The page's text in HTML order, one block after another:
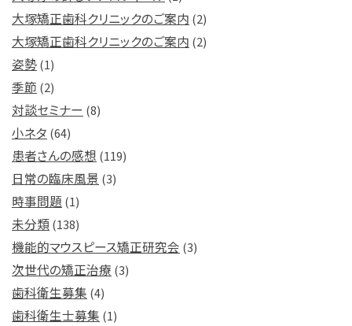
大塚矯正歯科クリニックのご案内 (2)
大塚矯正歯科クリニックのご案内 (2)
姿勢(1)
季節 (2)
対談セミナー (8)
小ネタ (64)
患者さんの感想 (119)
日常の臨床風景 (3)
時事問題 (1)
未分類(138)
機能的マウスピース矯正研究会 (3)
次世代の矯正治療 (3)
歯科衛生募集 (4)
歯科衛生士募集 (1)